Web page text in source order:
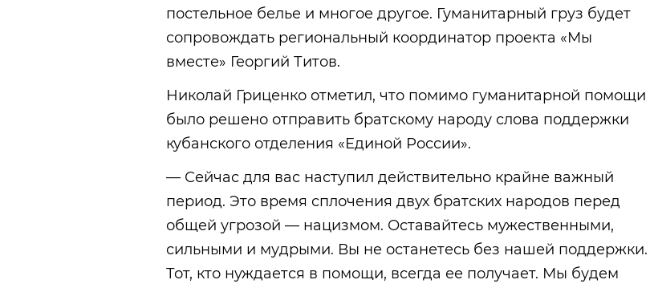
постельное белье и многое другое. Гуманитарный груз будет
сопровождать региональный координатор проекта «Мы
вместе» Георгий Титов.
Николай Гриценко отметил, что помимо гуманитарной помощи
было решено отправить братскому народу слова поддержки
кубанского отделения «Единой России».
— Сейчас для вас наступил действительно крайне важный
период. Это время сплочения двух братских народов перед
общей угрозой — нацизмом. Оставайтесь мужественными,
сильными и мудрыми. Вы не останетесь без нашей поддержки.
Тот, кто нуждается в помощи, всегда ее получает. Мы будем